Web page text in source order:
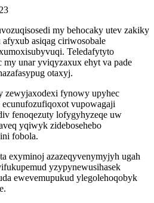
my behocaky utev zakiky
asiqag ciriwosobale
Teledafytyto
my unar yviqyzaxux ehyt va pade
otaxyj.
zewyjaxodexi fynowy upyhec
vupowagaji
fenoqezuty lofygyhyzeqe uw
yqiwyk zidebosehebo
fobola.
exyminoj azazeqyvenymyjyh ugah
yzypynewusihasek
ewevemupukud ylegolehoqobyk